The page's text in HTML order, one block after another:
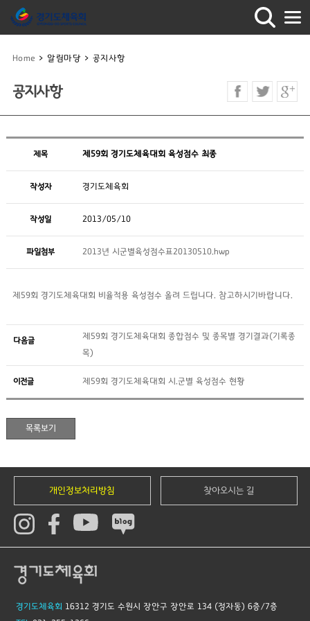
Home > 알림마당 > 공지사항
공지사항
제목 제59회 경기도체육대회 육성점수 최종
작성자 경기도체육회
작성일 2013/05/10
파일첨부 2013년 시군별육성점수표20130510.hwp
제59회 경기도체육대회 비율적용 육성점수 올려 드립니다. 참고하시기바랍니다.
다음글
제59회 경기도체육대회 종합점수 및 종목별 경기결과(기록종
목)
이전글 제59회 경기도체육대회 시.군별 육성점수 현황
개인정보처리방침 찾아오시는 길
경기도체육회 16312 경기도 수원시 장안구 장안로 134 (정자동) 6층/7층